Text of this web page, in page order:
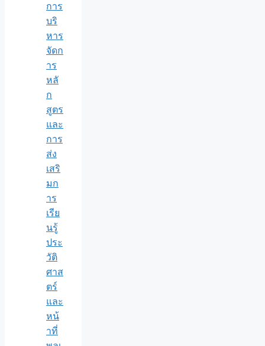
การ
บริ
หาร
จัดก
าร
หลั
ก
สูตร
และ
การ
ส่ง
เสริ
มก
าร
เรีย
นรู้
ประ
วัติ
ศาส
ตร์
และ
หน้
าที่